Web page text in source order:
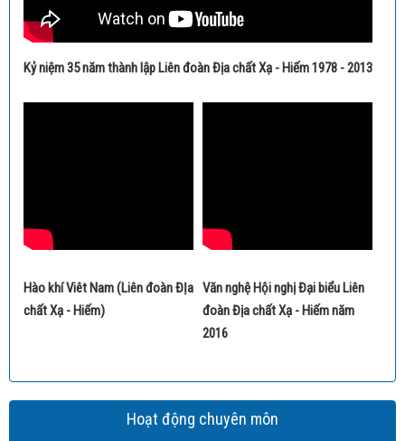
Kỷ niệm 35 năm thành lập Liên đoàn Địa chất Xạ - Hiếm 1978 - 2013
Hào khí Viêt Nam (Liên đoàn ĐỊa
chất Xạ - Hiếm)
Văn nghệ Hội nghị Đại biểu Liên
đoàn Địa chất Xạ - Hiếm năm
2016
Hoạt động chuyên môn